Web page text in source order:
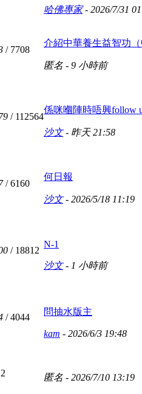
哈佛專家- 2026/7/31
/ 7708
介紹中華養生益智功
匿名 - 9 小時前
/ 112564
係咪嗰陣時唔興follow
沙文- 昨天 21:58
/ 6160
何日報
沙文- 2026/5/18 11:19
/ 18812
N-1
沙文- 1 小時前
/ 4044
問抽水版主
kam - 2026/6/3 19:48
匿名 - 2026/7/10 13:19